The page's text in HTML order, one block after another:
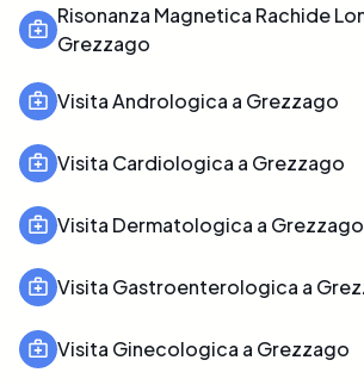
Risonanza Magnetica Rachide
Grezzago
Visita Andrologica a Grezzago
Visita Cardiologica a Grezzago
Visita Dermatologica a Grezzago
Visita Gastroenterologica a
Visita Ginecologica a Grezzago